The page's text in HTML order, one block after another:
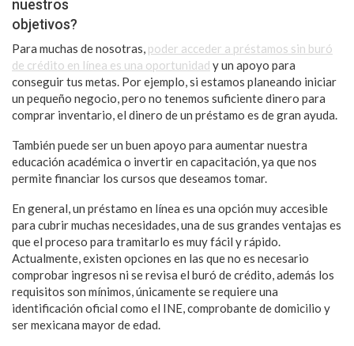
nuestros
objetivos?
Para muchas de nosotras, poder acceder a préstamos sin buró
de crédito en línea es una oportunidad y un apoyo para
conseguir tus metas. Por ejemplo, si estamos planeando iniciar
un pequeño negocio, pero no tenemos suficiente dinero para
comprar inventario, el dinero de un préstamo es de gran ayuda.
También puede ser un buen apoyo para aumentar nuestra
educación académica o invertir en capacitación, ya que nos
permite financiar los cursos que deseamos tomar.
En general, un préstamo en línea es una opción muy accesible
para cubrir muchas necesidades, una de sus grandes ventajas es
que el proceso para tramitarlo es muy fácil y rápido.
Actualmente, existen opciones en las que no es necesario
comprobar ingresos ni se revisa el buró de crédito, además los
requisitos son mínimos, únicamente se requiere una
identificación oficial como el INE, comprobante de domicilio y
ser mexicana mayor de edad.